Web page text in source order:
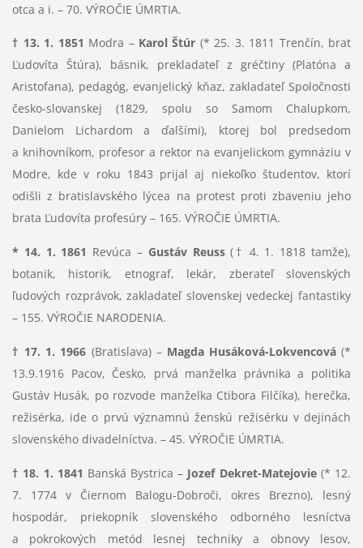
otca a i. – 70. VÝROČIE ÚMRTIA.
† 13. 1. 1851 Modra – Karol Štúr (* 25. 3. 1811 Trenčín, brat
Ľudovíta Štúra), básnik, prekladateľ z gréčtiny (Platóna a
Aristofana), pedagóg, evanjelický kňaz, zakladateľ Spoločnosti
česko-slovanskej (1829, spolu so Samom Chalupkom,
Danielom Lichardom a ďalšími), ktorej bol predsedom
a knihovníkom, profesor a rektor na evanjelickom gymnáziu v
Modre, kde v roku 1843 prijal aj niekoľko študentov, ktorí
odišli z bratislavského lýcea na protest proti zbaveniu jeho
brata Ľudovíta profesúry – 165. VÝROČIE ÚMRTIA.
* 14. 1. 1861 Revúca – Gustáv Reuss(† 4. 1. 1818 tamže),
botanik, historik, etnograf, lekár, zberateľ slovenských
ľudových rozprávok, zakladateľ slovenskej vedeckej fantastiky
– 155. VÝROČIE NARODENIA.
† 17. 1. 1966 (Bratislava) – Magda Husáková-Lokvencová(*
13.9.1916 Pacov, Česko, prvá manželka právnika a politika
Gustáv Husák, po rozvode manželka Ctibora Filčíka), herečka,
režisérka, ide o prvú významnú ženskú režisérku v dejinách
slovenského divadelníctva. – 45. VÝROČIE ÚMRTIA.
† 18. 1. 1841 Banská Bystrica – Jozef Dekret-Matejovie(* 12.
7. 1774 v Čiernom Balogu-Dobroči, okres Brezno), lesný
hospodár, priekopník slovenského odborného lesníctva
a pokrokových metód lesnej techniky a obnovy lesov,